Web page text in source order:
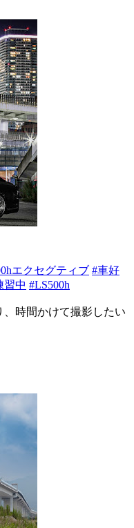
エクセグティブ #車好
習中 #LS500h
、時間かけて撮影したい